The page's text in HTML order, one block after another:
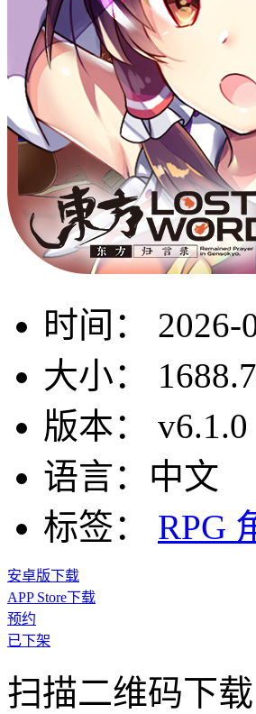
时间：
2026-
大小：
版本：
v6.1.0
语言： 中文
标签：
RPG
安卓版下载
APP Store下载
预约
已下架
扫描二维码下载